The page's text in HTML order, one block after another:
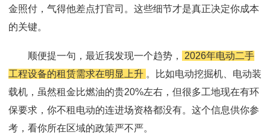
金照付，气得他差点打官司。这些细节才是真正决定你成本
的关键。
顺便提一句，最近我发现一个趋势，
2026年电动二手
工程设备的租赁需求在明显上升 。比如电动挖掘机、电动装
载机，虽然租金比燃油的贵20%左右，但很多工地现在有环
保要求，你不租电动的连进场资格都没有。这个信息供你参
考，看你所在区域的政策严不严。